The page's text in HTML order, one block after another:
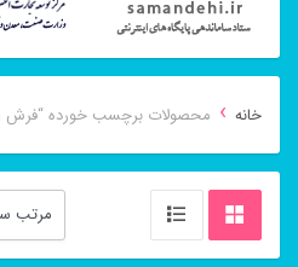
خانه › محصولات برچسب خورده “فرش